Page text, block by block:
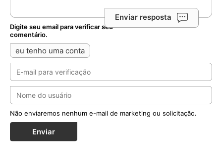
Enviar resposta
Digite seu email para verificar seu
comentário.
eu tenho uma conta
Não enviaremos nenhum e-mail de marketing ou solicitação.
Enviar